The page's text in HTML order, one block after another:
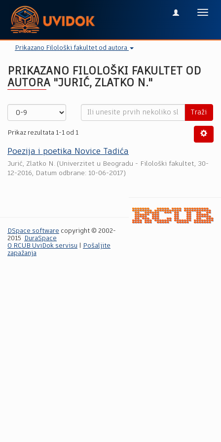
Prikazano Filološki fakultet od autora
PRIKAZANO FILOLOŠKI FAKULTET OD
AUTORA "JURIĆ, ZLATKO N."
Traži
Prikaz rezultata 1-1 od 1
Poezija i poetika Novice Tadića
Jurić, Zlatko N. (Univerzitet u Beogradu - Filološki fakultet, 30-
12-2016, Datum odbrane: 10-06-2017)
DSpace software copyright © 2002-
2015
DuraSpace
O RCUB UviDok servisu
Pošaljite
zapažanja